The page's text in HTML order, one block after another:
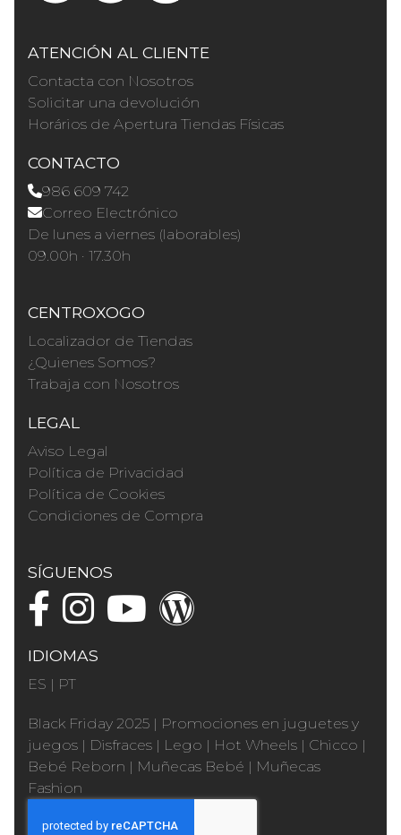
ATENCIÓN AL CLIENTE
Contacta con Nosotros
Solicitar una devolución
Horários de Apertura Tiendas Físicas
CONTACTO
986 609 742
Correo Electrónico
De lunes a viernes (laborables)
09.00h · 17.30h
CENTROXOGO
Localizador de Tiendas
¿Quienes Somos?
Trabaja con Nosotros
LEGAL
Aviso Legal
Política de Privacidad
Política de Cookies
Condiciones de Compra
SÍGUENOS
IDIOMAS
ES | PT
Black Friday 2025 | Promociones en juguetes y
juegos | Disfraces | Lego | Hot Wheels | Chicco |
Bebé Reborn | Muñecas Bebé | Muñecas
Fashion